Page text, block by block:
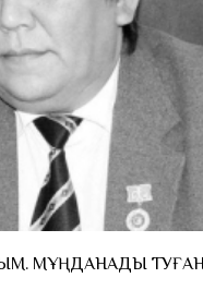
МҰҢДАНАДЫ